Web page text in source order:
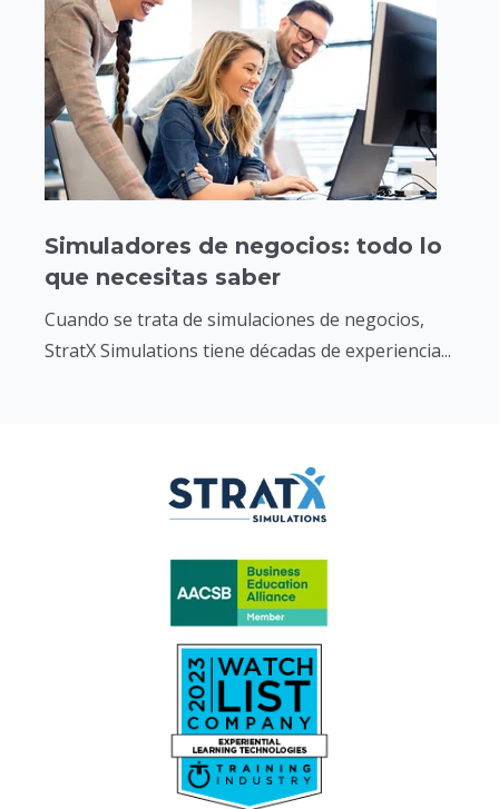
Simuladores de negocios: todo lo
que necesitas saber
Cuando se trata de simulaciones de negocios,
StratX Simulations tiene décadas de experiencia...